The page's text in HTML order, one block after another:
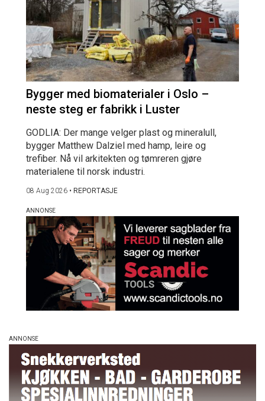
Bygger med biomaterialer i Oslo –
neste steg er fabrikk i Luster
GODLIA: Der mange velger plast og mineralull,
bygger Matthew Dalziel med hamp, leire og
trefiber. Nå vil arkitekten og tømreren gjøre
materialene til norsk industri.
08 Aug 2026 • REPORTASJE